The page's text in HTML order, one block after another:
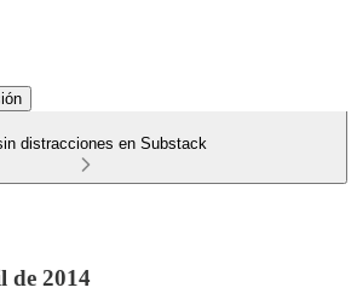
distracciones en Substack
de 2014